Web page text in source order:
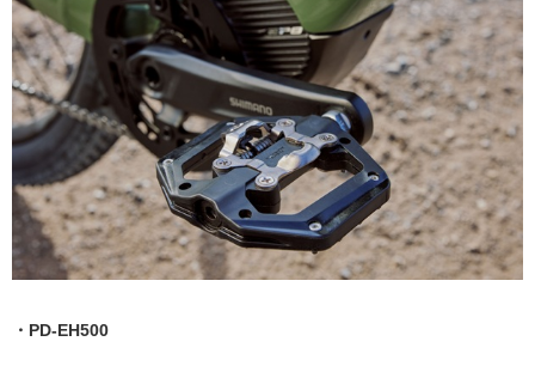
・PD-EH500